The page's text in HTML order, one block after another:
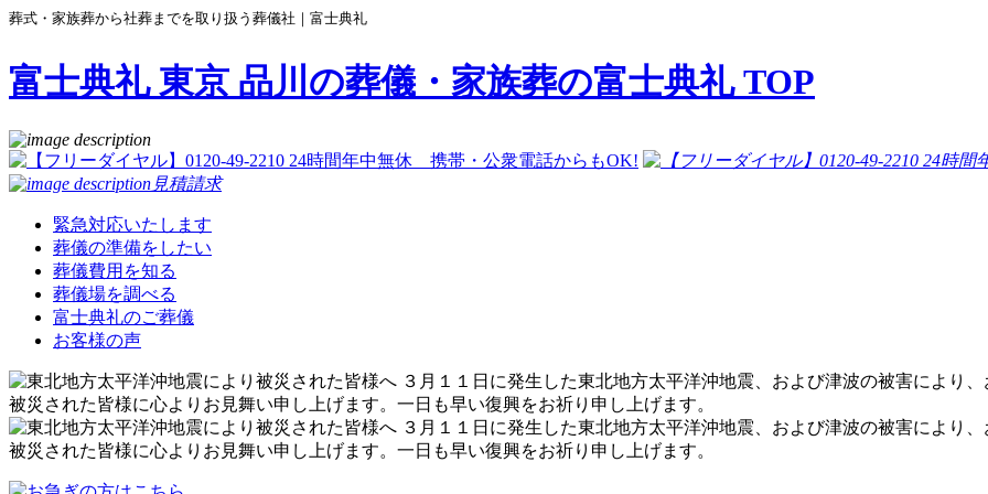
葬式・家族葬から社葬までを取り扱う葬儀社｜富士典礼
富士典礼 東京 品川の葬儀・家族葬の富士典礼 TOP
見積請求
緊急対応いたします
葬儀の準備をしたい
葬儀費用を知る
葬儀場を調べる
富士典礼のご葬儀
お客様の声